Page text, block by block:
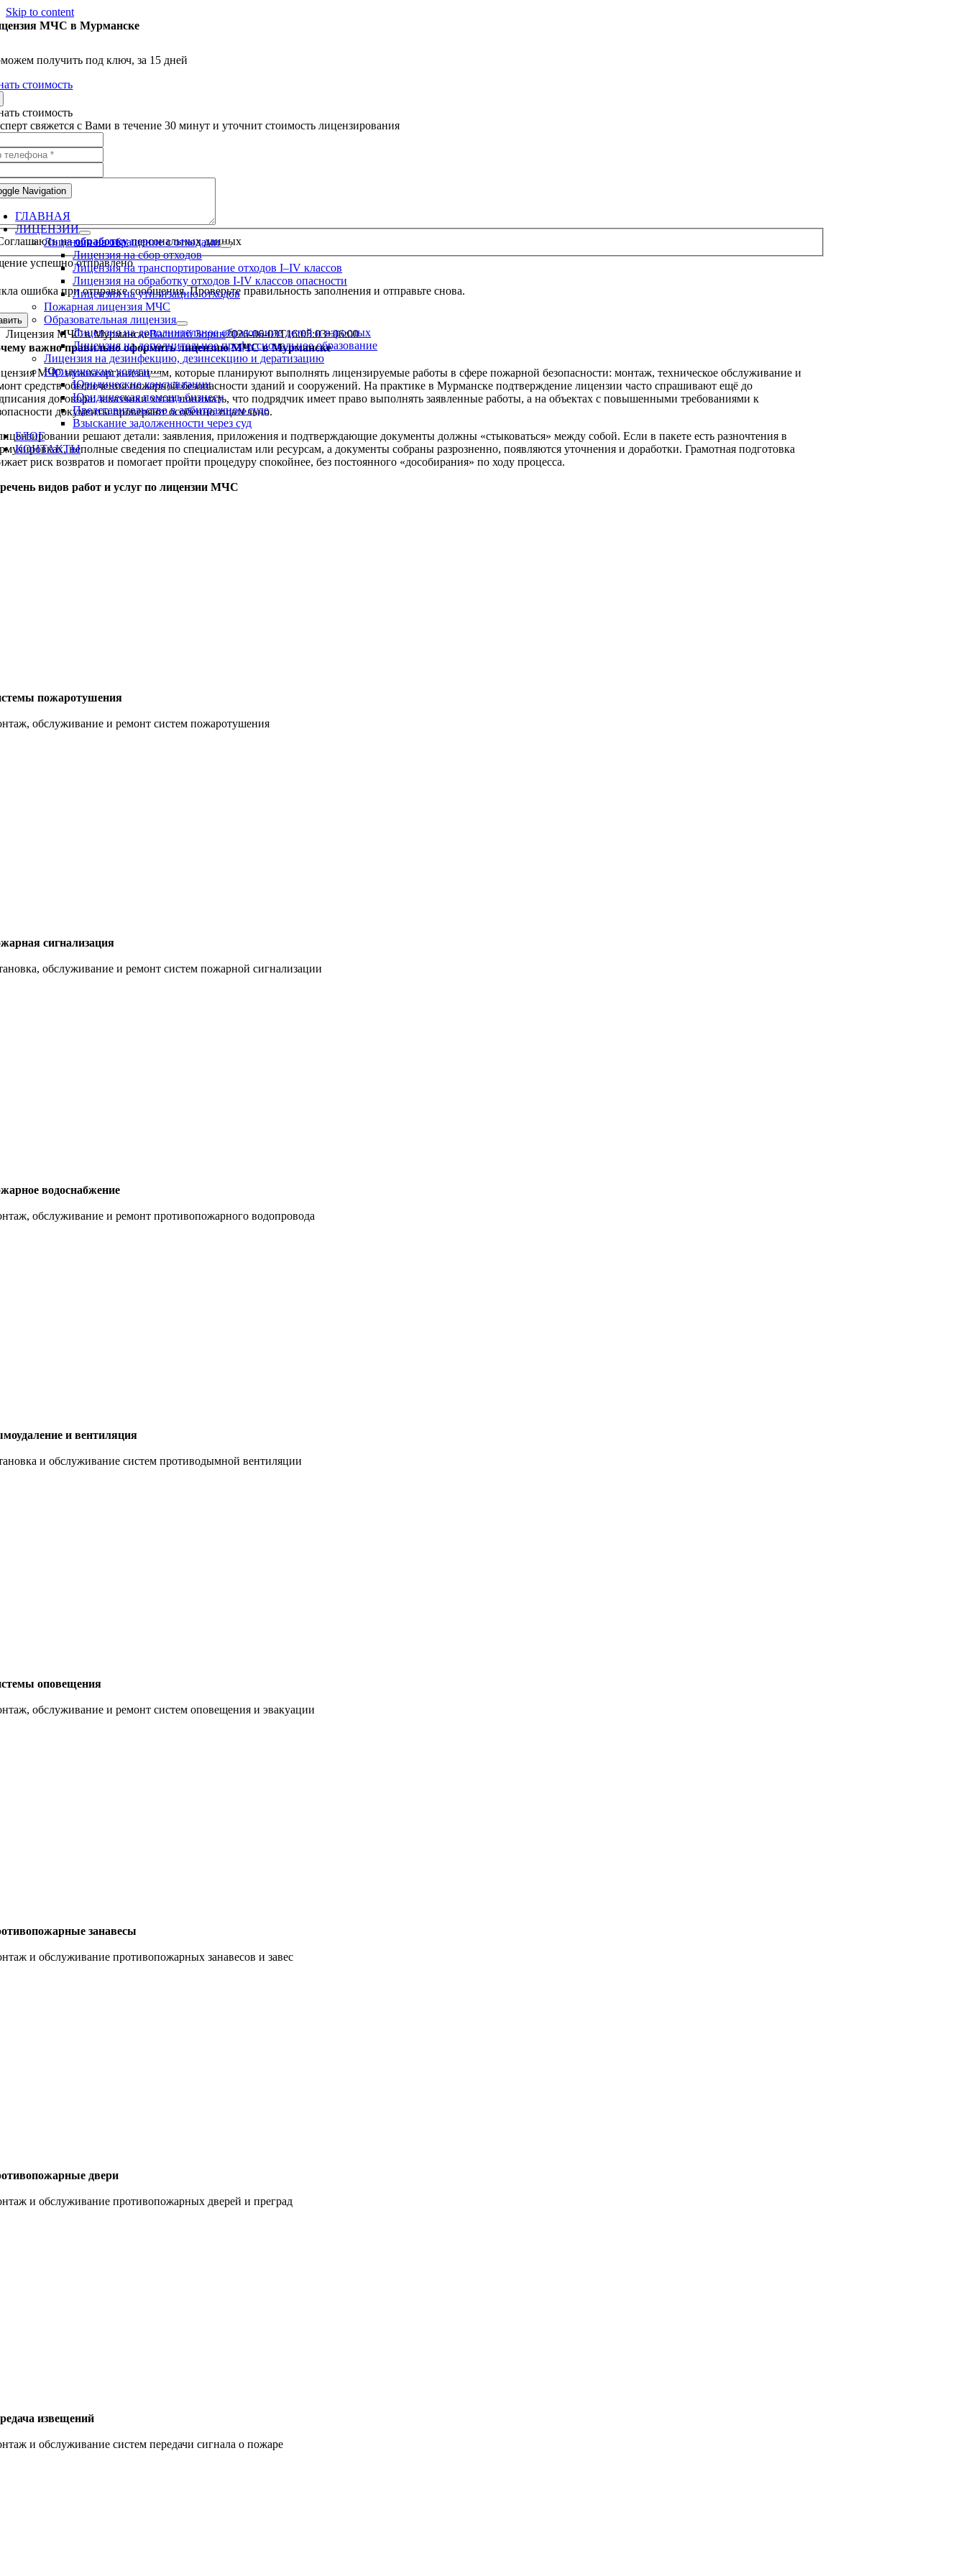
Skip to content
Navigation
ГЛАВНАЯ
ЛИЦЕНЗИИ
Лицензия на обращение с отходами
Лицензия на сбор отходов
Лицензия на транспортирование отходов I–IV классов
Лицензия на обработку отходов I-IV классов опасности
Лицензия на утилизацию отходов
Пожарная лицензия МЧС
Образовательная лицензия
Лицензия на дополнительное образование детей и взрослых
Лицензия на дополнительное профессиональное образование
Лицензия на дезинфекцию, дезинсекцию и дератизацию
Юридические услуги
Юридические консультации
Юридическая помощь бизнесу
Представительство в арбитражном суде
Взыскание задолженности через суд
БЛОГ
КОНТАКТЫ
МЧС в Мурманске
получить под ключ, за 15 дней
стоимость
стоимость
свяжется с Вами в течение 30 минут и уточнит стоимость лицензирования
наобработкуперсональных данных
успешно отправлено
ошибка при отправке сообщения. Проверьте правильность заполнения и отправьте снова.
Лицензия МЧС в МурманскеВасилий Зорин2026-06-03T16:05:03+06:00
важно правильно оформить лицензию МЧС в Мурманске
МЧС нужна организациям, которые планируют выполнять лицензируемые работы в сфере пожарной безопасности: монтаж, техническое обслуживание и
средств обеспечения пожарной безопасности зданий и сооружений. На практике в Мурманске подтверждение лицензии часто спрашивают ещё до
договора: заказчики хотят понимать, что подрядчик имеет право выполнять заявленные работы, а на объектах с повышенными требованиями к
документы проверяют особенно тщательно.
решают детали: заявления, приложения и подтверждающие документы должны «стыковаться» между собой. Если в пакете есть разночтения в
неполные сведения по специалистам или ресурсам, а документы собраны разрозненно, появляются уточнения и доработки. Грамотная подготовка
риск возвратов и помогает пройти процедуру спокойнее, без постоянного «дособирания» по ходу процесса.
видов работ и услуг по лицензии МЧС
пожаротушения
обслуживание и ремонт систем пожаротушения
сигнализация
обслуживание и ремонт систем пожарной сигнализации
водоснабжение
обслуживание и ремонт противопожарного водопровода
и вентиляция
и обслуживание систем противодымной вентиляции
оповещения
обслуживание и ремонт систем оповещения и эвакуации
занавесы
и обслуживание противопожарных занавесов и завес
двери
и обслуживание противопожарных дверей и преград
извещений
и обслуживание систем передачи сигнала о пожаре